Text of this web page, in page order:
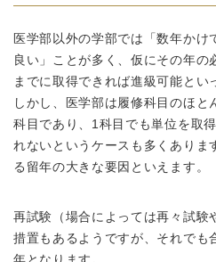
医学部以外の学部では「数年かけ
良い」ことが多く、仮にその年の
までに取得できれば進級可能とい
しかし、医学部は履修科目のほと
科目であり、1科目でも単位を取
れないというケースも多くありま
る留年の大きな要因といえます。
再試験（場合によっては再々試験
措置もあるようですが、それでも